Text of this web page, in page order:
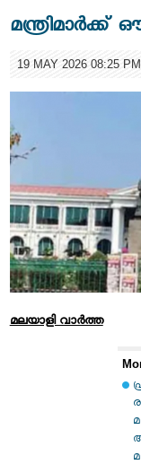
മന്ത്രിമാര്‍ക്ക്
19 MAY 2026 08:25
മലയാളി വാര്‍ത്ത